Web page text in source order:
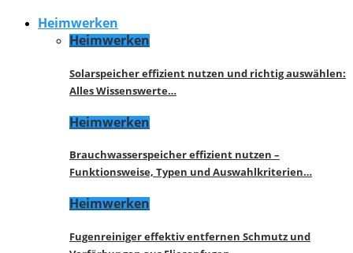
Heimwerken
Heimwerken
Solarspeicher effizient nutzen und richtig auswählen:
Alles Wissenswerte…
Heimwerken
Brauchwasserspeicher effizient nutzen –
Funktionsweise, Typen und Auswahlkriterien…
Heimwerken
Fugenreiniger effektiv entfernen Schmutz und